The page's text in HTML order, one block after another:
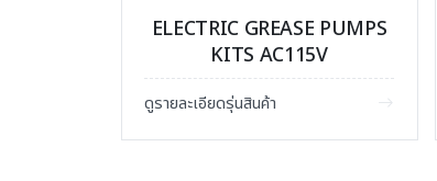
ELECTRIC GREASE PUMPS
KITS AC115V
ดูรายละเอียดรุ่นสินค้า